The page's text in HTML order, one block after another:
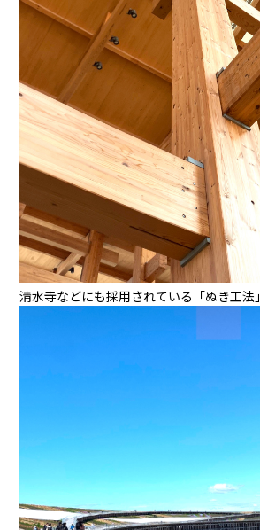
清水寺などにも採用されている「ぬき工法」